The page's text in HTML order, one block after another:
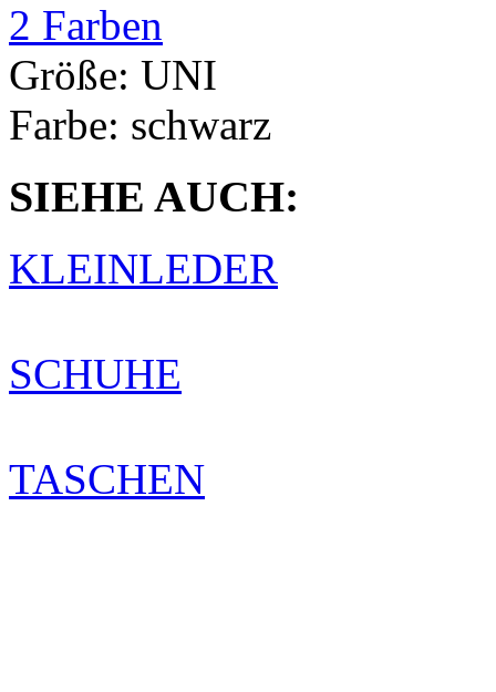
2 Farben
Größe: UNI
Farbe: schwarz
SIEHE AUCH:
KLEINLEDER
SCHUHE
TASCHEN